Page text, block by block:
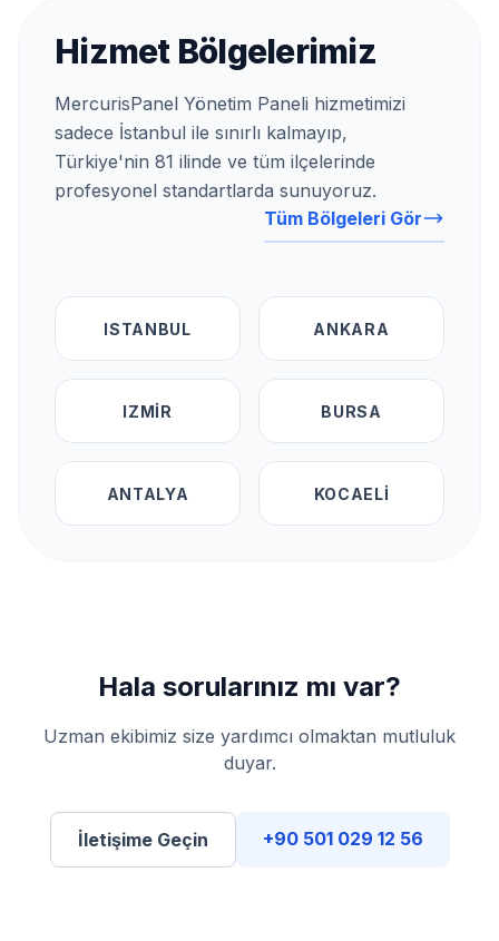
Hizmet Bölgelerimiz
MercurisPanel Yönetim Paneli hizmetimizi
sadece İstanbul ile sınırlı kalmayıp,
Türkiye'nin 81 ilinde ve tüm ilçelerinde
profesyonel standartlarda sunuyoruz.
Tüm Bölgeleri Gör
ISTANBUL ANKARA
IZMIR BURSA
ANTALYA KOCAELI
Hala sorularınız mı var?
Uzman ekibimiz size yardımcı olmaktan mutluluk
duyar.
İletişime Geçin +90 501 029 12 56